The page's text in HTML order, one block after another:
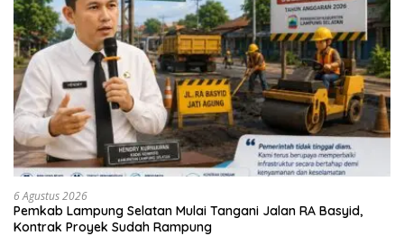
6 Agustus 2026
Pemkab Lampung Selatan Mulai Tangani Jalan RA Basyid,
Kontrak Proyek Sudah Rampung